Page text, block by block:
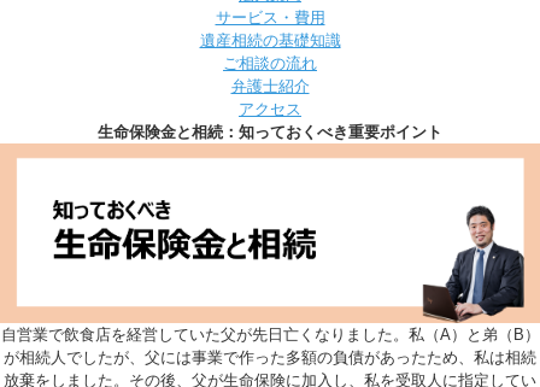
サービス・費用
遺産相続の基礎知識
ご相談の流れ
弁護士紹介
アクセス
生命保険金と相続：知っておくべき重要ポイント
自営業で飲食店を経営していた父が先日亡くなりました。私（A）と弟（B）
が相続人でしたが、父には事業で作った多額の負債があったため、私は相続
放棄をしました。その後、父が生命保険に加入し、私を受取人に指定してい